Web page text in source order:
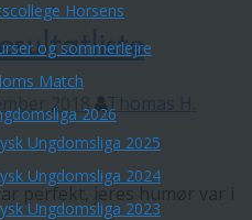
Horsens
og sommerlejre
Match
2026
Ungdomsliga 2025
Ungdomsliga 2024
Ungdomsliga 2023
2018
Thomas H.
perfekt, jeres humør var i